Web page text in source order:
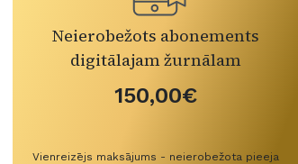
Neierobežots abonements
digitālajam žurnālam
150,00€
Vienreizējs maksājums - neierobežota pieeja